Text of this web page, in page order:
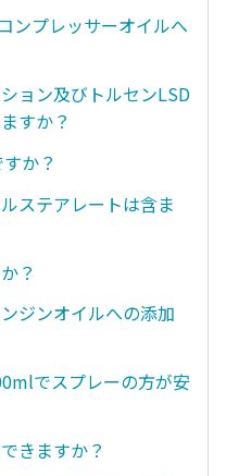
ンプレッサーオイルへ
ョン及びトルセンLSD
すか？
か？
ステアレートは含ま
？
ジンオイルへの添加
でスプレーの方が安
きますか？